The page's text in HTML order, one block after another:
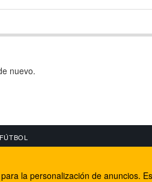
nuevo.
Internet
la personalización de anuncios.